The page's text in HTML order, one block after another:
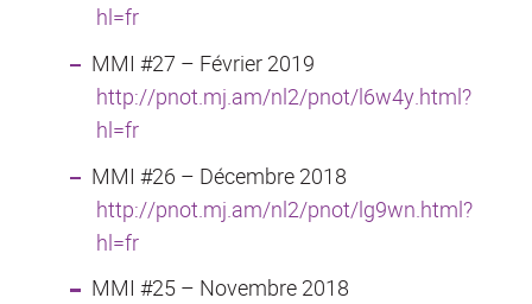
hl=fr
MMI #27 – Février 2019
http://pnot.mj.am/nl2/pnot/l6w4y.html?
hl=fr
MMI #26 – Décembre 2018
http://pnot.mj.am/nl2/pnot/lg9wn.html?
hl=fr
MMI #25 – Novembre 2018